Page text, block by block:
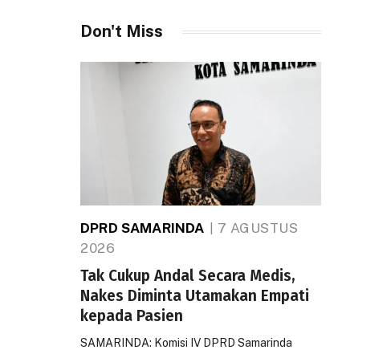
Don't Miss
DPRD SAMARINDA
7 AGUSTUS
2026
Tak Cukup Andal Secara Medis,
Nakes Diminta Utamakan Empati
kepada Pasien
SAMARINDA: Komisi IV DPRD Samarinda